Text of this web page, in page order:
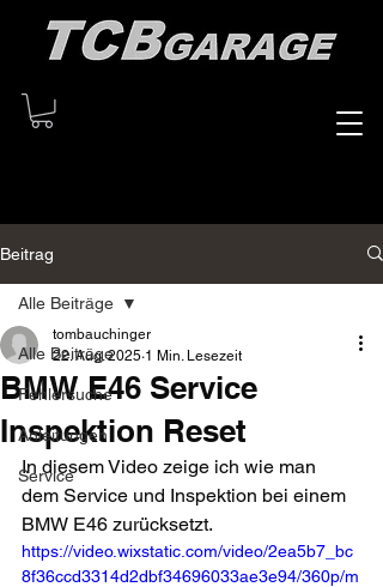
Beitrag
Alle Beiträge
Fehlersuche
Anleitungen
Service
Alle Beiträge
BMW E46 Service
Inspektion Reset
tombauchinger
22. Aug. 2025 1 Min. Lesezeit
In diesem Video zeige ich wie man
dem Service und Inspektion bei einem
BMW E46 zurücksetzt.
https://video.wixstatic.com/video/2ea5b7_bc
8f36ccd3314d2dbf34696033ae3e94/360p/m